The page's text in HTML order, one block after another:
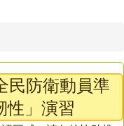
民防衛動員準
性」演習